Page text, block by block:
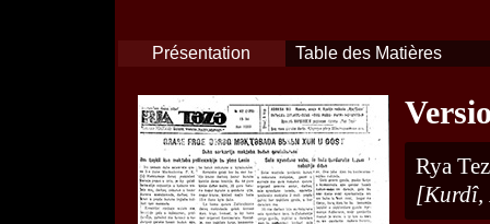
Présentation Table des Matières
Rya
[Kurdî,